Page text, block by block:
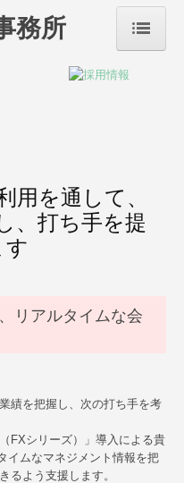
用を通して、
、打ち手を提
す
リアルタイムな会
績を把握し、次の打ち手を考
FXシリーズ）」導入による貴
イムなマネジメント情報を把
るよう支援します。